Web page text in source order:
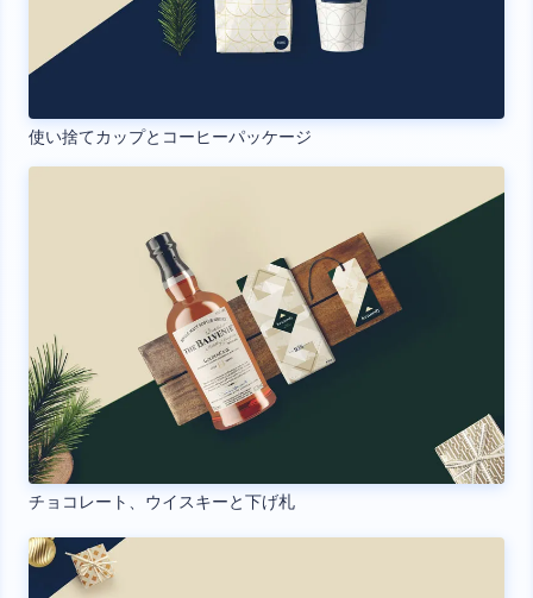
使い捨てカップとコーヒーパッケージ
チョコレート、ウイスキーと下げ札